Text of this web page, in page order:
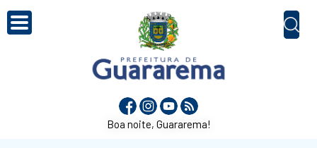
Boa noite, Guararema!